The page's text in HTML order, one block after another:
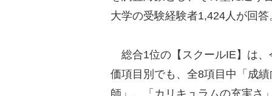
大学の受験経験者1,424人が回答
総合1位の【スクールIE】は、
価項目別でも、全8項目中「成